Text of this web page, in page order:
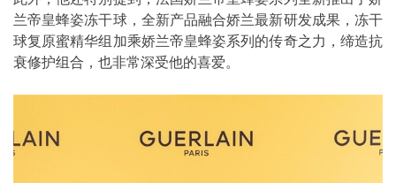
兰帝皇蜂姿冻干球，全新产品融合娇兰最新研发成果，冻干
球复原蜜精华组加乘娇兰帝皇蜂姿系列的传奇之力，缔造抗
衰修护组合，也非常深受他的喜爱。